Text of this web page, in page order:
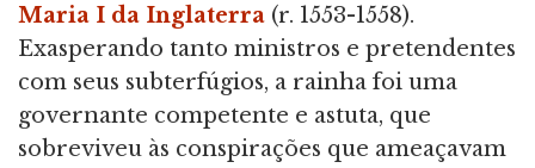
Maria I da Inglaterra (r. 1553-1558).
Exasperando tanto ministros e pretendentes
com seus subterfúgios, a rainha foi uma
governante competente e astuta, que
sobreviveu às conspirações que ameaçavam